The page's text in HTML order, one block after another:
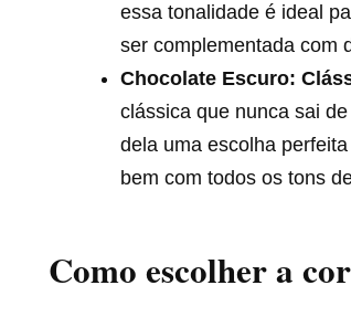
essa tonalidade é ideal
ser complementada com
Chocolate Escuro:
clássica que nunca sai
dela uma escolha
bem com todos os tons
Como escolher a